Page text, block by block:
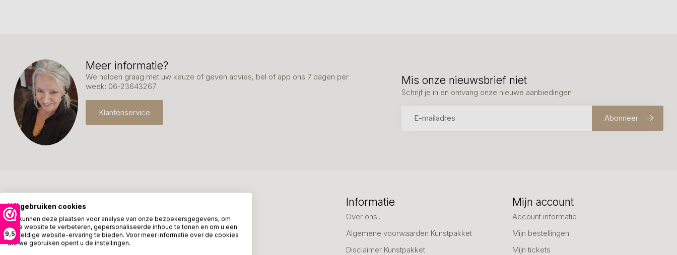
9,5
Meer informatie?
We helpen graag met uw keuze of geven advies, bel of app ons 7 dagen per
week: 06-23643267
Klantenservice
Mis onze nieuwsbrief niet
Schrijf je in en ontvang onze nieuwe aanbiedingen
Abonneer
Kunstpakket Nederland
Adresgegevens:
Ambachtsweg 46
Zakelijke Cadeaus
Bedanken
Informatie
Over ons..
Algemene voorwaarden Kunstpakket
Disclaimer Kunstpakket
Mijn account
Account informatie
Mijn bestellingen
Mijn tickets
Wij gebruiken cookies
We kunnen deze plaatsen voor analyse van onze bezoekersgegevens, om
onze website te verbeteren, gepersonaliseerde inhoud te tonen en om u een
geweldige website-ervaring te bieden. Voor meer informatie over de cookies
die we gebruiken opent u de instellingen.